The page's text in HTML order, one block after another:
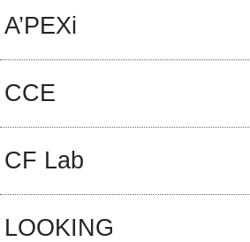
A’PEXi
CCE
CF Lab
LOOKING